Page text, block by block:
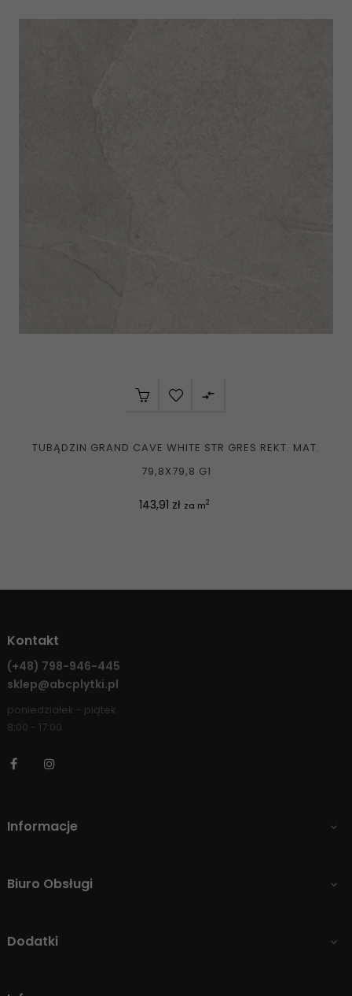

TUBĄDZIN GRAND CAVE WHITE STR GRES REKT. MAT.
79,8X79,8 G1
Cena
143,91 zł za m2
Kontakt
(+48) 798-946-445
sklep@abcplytki.pl
poniedziałek - piątek
8:00 - 17:00
Facebook
Informacje 
Biuro Obsługi 
Dodatki 